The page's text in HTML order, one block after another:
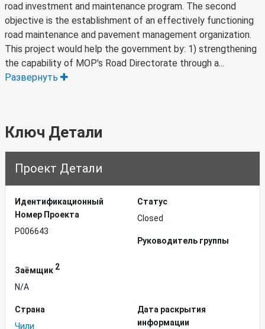
road investment and maintenance program. The second
objective is the establishment of an effectively functioning
road maintenance and pavement management organization.
This project would help the government by: 1) strengthening
the capability of MOP's Road Directorate through a...
Развернуть
Ключ Детали
Проект Детали
Идентификационный
Hомер Проекта
P006643
Статус
Closed
Руководитель группы
Заёмщик 2
N/A
Страна
Чили
Дата раскрытия
информации